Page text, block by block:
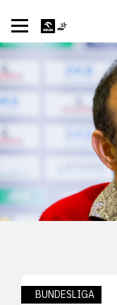
BUNDESLIGA